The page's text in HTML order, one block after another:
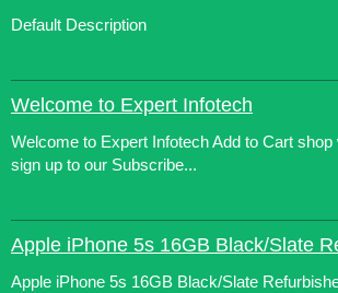
Default Description
Welcome to Expert Infotech
Welcome to Expert Infotech Add to Cart shop
sign up to our Subscribe...
Apple iPhone 5s 16GB Black/Slate
Apple iPhone 5s 16GB Black/Slate